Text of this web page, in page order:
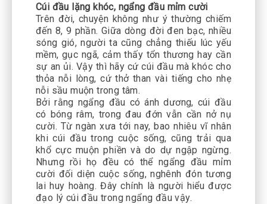
Cúi đầu lặng khóc, ngẩng đầu mỉm cười
Trên đời, chuyện không như ý thường chiếm
đến 8, 9 phần. Giữa dòng đời đen bạc, nhiều
sóng gió, người ta cũng chẳng thiếu lúc yếu
mềm, gục ngã, cảm thấy tổn thương hay cần
sự an ủi. Vậy thì hãy cứ cúi đầu mà khóc cho
thỏa nỗi lòng, cứ thở than vài tiếng cho nhẹ
nỗi sầu muộn trong tâm.
Bởi rằng ngẩng đầu có ánh dương, cúi đầu
có bóng râm, trong đau đớn vẫn cần nở nụ
cười. Từ ngàn xưa tới nay, bao nhiêu vĩ nhân
khi cúi đầu trong cuộc sống, cũng trải qua
khổ cực muộn phiền và do dự ngập ngừng.
Nhưng rồi họ đều có thể ngẩng đầu mỉm
cười đối diện cuộc sống, nghênh đón tương
lai huy hoàng. Đây chính là người hiểu được
đạo lý cúi đầu trong ngẩng đầu vậy.